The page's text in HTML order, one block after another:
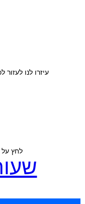
עיזרו לנו
לחץ על